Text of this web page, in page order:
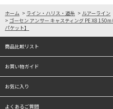
ホーム > ライン・ハリス・道糸 > ルアーライン
> ゴーセン アンサー キャスティング PE X8
パケット】
商品比較リスト
お買い物ガイド
お気に入り
よくあるご質問